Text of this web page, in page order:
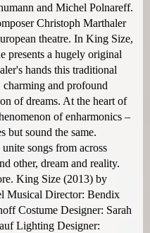
and Michel Polnareff.
Christoph Marthaler
theatre. In King Size,
presents a hugely original
hands this traditional
and profound
of dreams. At the heart of
of enharmonics –
but sound the same.
songs from across
other, dream and reality.
King Size (2013) by
Musical Director: Bendix
Costume Designer: Sarah
Lighting Designer: